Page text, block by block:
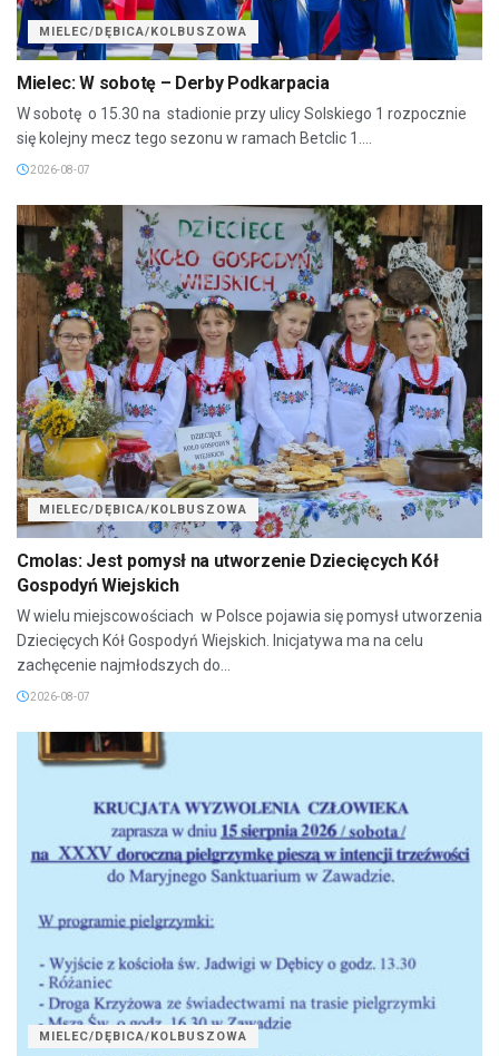
MIELEC/DĘBICA/KOLBUSZOWA
Mielec: W sobotę – Derby Podkarpacia
W sobotę o 15.30 na stadionie przy ulicy Solskiego 1 rozpocznie
się kolejny mecz tego sezonu w ramach Betclic 1....
2026-08-07
MIELEC/DĘBICA/KOLBUSZOWA
Cmolas: Jest pomysł na utworzenie Dziecięcych Kół
Gospodyń Wiejskich
W wielu miejscowościach w Polsce pojawia się pomysł utworzenia
Dziecięcych Kół Gospodyń Wiejskich. Inicjatywa ma na celu
zachęcenie najmłodszych do...
2026-08-07
MIELEC/DĘBICA/KOLBUSZOWA